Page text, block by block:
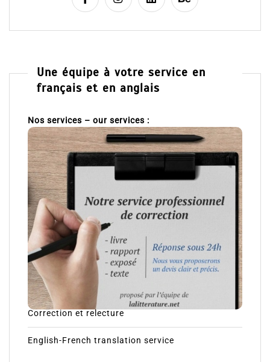
Une équipe à votre service en
français et en anglais
Nos services – our services :
Correction et relecture
English-French translation service